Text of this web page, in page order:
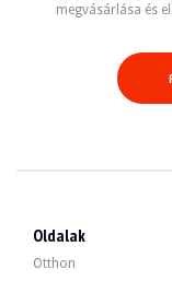
Leírás
Ez a 2007-es kuvaiti
megvásárlása és
Oldalak
Otthon